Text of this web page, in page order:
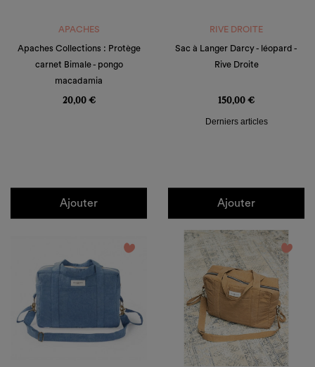
APACHES
Apaches Collections : Protège
carnet Bimale - pongo
macadamia
20,00 €
Ajouter
RIVE DROITE
Sac à Langer Darcy - léopard -
Rive Droite
150,00 €
Derniers articles
Ajouter
favorite_border favorite_border